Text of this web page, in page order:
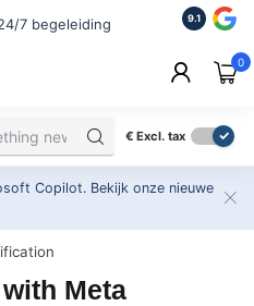
7 begeleiding
ISO
2.500+
9.1
0
€ Excl. tax
Copilot. Bekijk onze nieuwe
Meta